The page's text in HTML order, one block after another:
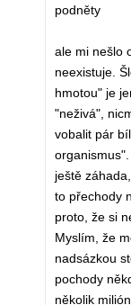
podněty
ale mi nešlo
neexistuje.
hmotou" je
"neživá",
vobalit pár
ještě
to přechody
proto, že si
Myslím, že
nadsázkou
pochody
několik